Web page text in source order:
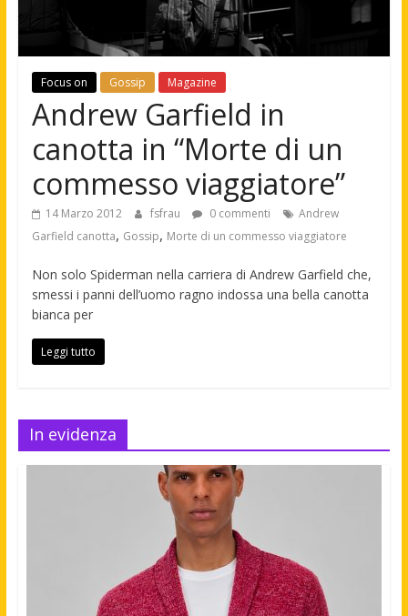
Focus on Gossip Magazine
Andrew Garfield in
canotta in “Morte di un
commesso viaggiatore”
14 Marzo 2012 fsfrau 0 commenti
Andrew
Garfield canotta, Gossip, Morte di un commesso viaggiatore
Non solo Spiderman nella carriera di Andrew Garfield che,
smessi i panni dell’uomo ragno indossa una bella canotta
bianca per
Leggi tutto
In evidenza